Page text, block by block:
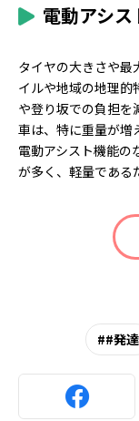
電動アシ
タイヤの大きさや最
イルや地域の地理的
や登り坂での負担を
車は、特に重量が増
電動アシスト機能の
が多く、軽量である
#発達